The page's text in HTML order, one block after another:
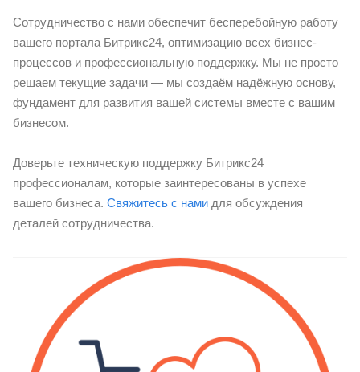
Сотрудничество с нами обеспечит бесперебойную работу
вашего портала Битрикс24, оптимизацию всех бизнес-
процессов и профессиональную поддержку. Мы не просто
решаем текущие задачи — мы создаём надёжную основу,
фундамент для развития вашей системы вместе с вашим
бизнесом.
Доверьте техническую поддержку Битрикс24
профессионалам, которые заинтересованы в успехе
вашего бизнеса. Свяжитесь с нами для обсуждения
деталей сотрудничества.